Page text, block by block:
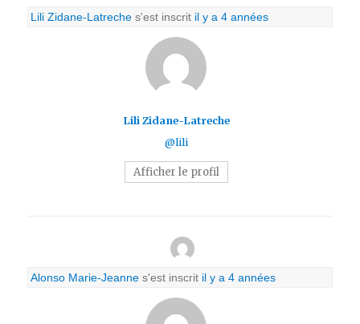
Lili Zidane-Latreche s'est inscrit il y a 4 années
Lili Zidane-Latreche
@lili
Afficher le profil
Alonso Marie-Jeanne s'est inscrit il y a 4 années